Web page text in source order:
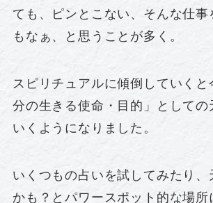
ても、ピンとこない、そんな仕事
もなぁ、と思うことが多く。
スピリチュアルに傾倒していくと
分の生きる使命・目的」としての
いくようになりました。
いくつもの占いを試してみたり、
かも？とパワースポット的な場所